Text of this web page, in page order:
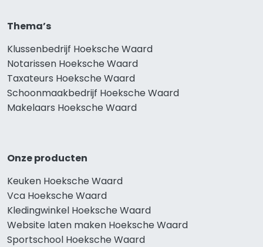
Thema’s
Klussenbedrijf Hoeksche Waard
Notarissen Hoeksche Waard
Taxateurs Hoeksche Waard
Schoonmaakbedrijf Hoeksche Waard
Makelaars Hoeksche Waard
Onze producten
Keuken Hoeksche Waard
Vca Hoeksche Waard
Kledingwinkel Hoeksche Waard
Website laten maken Hoeksche Waard
Sportschool Hoeksche Waard